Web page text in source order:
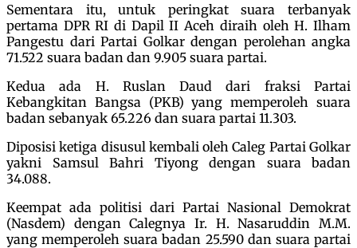
Sementara itu, untuk peringkat suara terbanyak
pertama DPR RI di Dapil II Aceh diraih oleh H. Ilham
Pangestu dari Partai Golkar dengan perolehan angka
71.522 suara badan dan 9.905 suara partai.
Kedua ada H. Ruslan Daud dari fraksi Partai
Kebangkitan Bangsa (PKB) yang memperoleh suara
badan sebanyak 65.226 dan suara partai 11.303.
Diposisi ketiga disusul kembali oleh Caleg Partai Golkar
yakni Samsul Bahri Tiyong dengan suara badan
34.088.
Keempat ada politisi dari Partai Nasional Demokrat
(Nasdem) dengan Calegnya Ir. H. Nasaruddin M.M.
yang memperoleh suara badan 25.590 dan suara partai